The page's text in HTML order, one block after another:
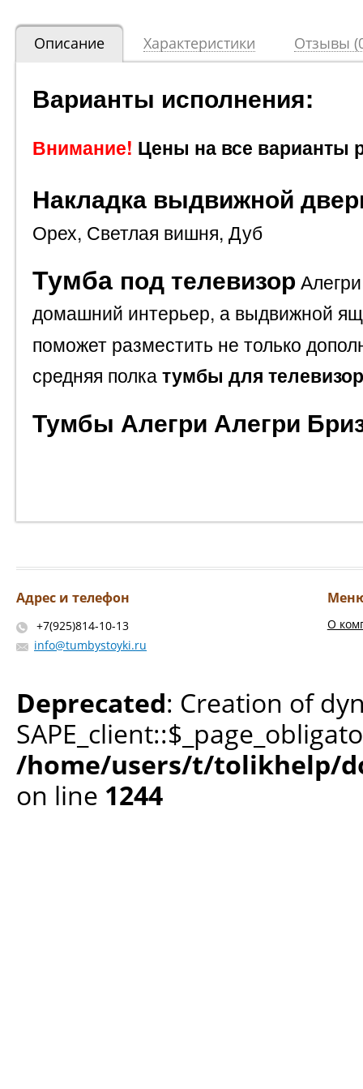
Описание Характеристики Отзывы
Варианты исполнения:
Внимание! Цены на все варианты
Накладка выдвижной
Орех, Светлая вишня, Дуб
Тумба под телевизор
домашний интерьер, а выдвижной
поможет разместить не только
средняя полкатумбы для
Тумбы Алегри Алегри
Адрес и телефон
+7(925)814-10-13
info@tumbystoyki.ru
О
Deprecated: Creation of
/home/users/t/tolikhelp/
on line 1244